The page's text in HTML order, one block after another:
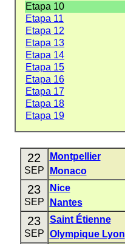
Etapa 10
Etapa 11
Etapa 12
Etapa 13
Etapa 14
Etapa 15
Etapa 16
Etapa 17
Etapa 18
Etapa 19
22
SEP
Montpellier
Monaco
23
SEP
Nice
Nantes
23
SEP
Saint Étienne
Olympique Lyon